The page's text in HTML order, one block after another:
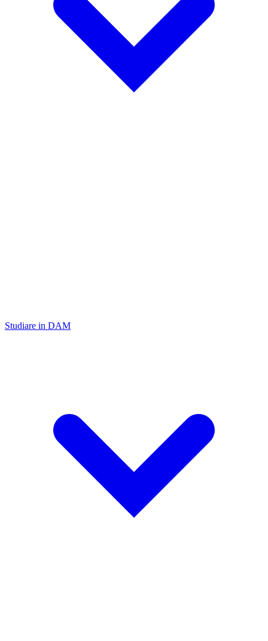
Studiare in DAM